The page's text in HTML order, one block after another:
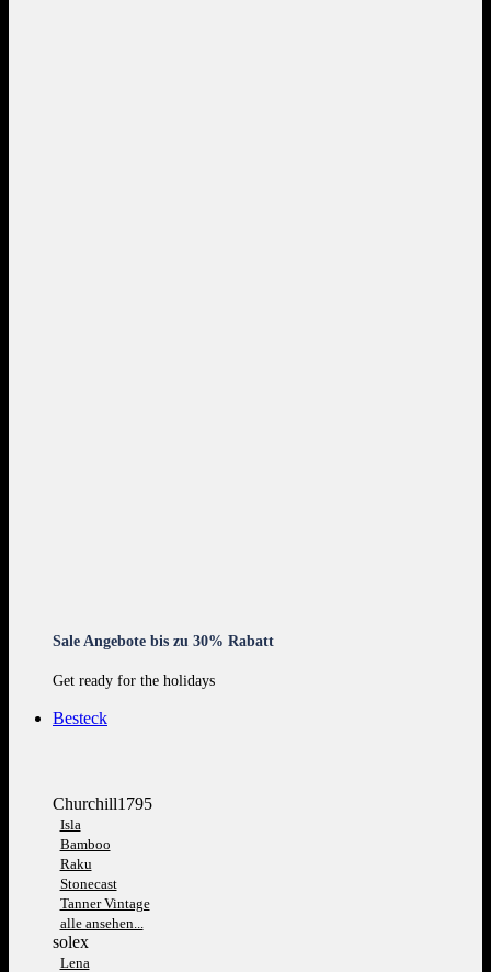
Sale Angebote bis zu 30% Rabatt
Get ready for the holidays
Besteck
Churchill1795
Isla
Bamboo
Raku
Stonecast
Tanner Vintage
alle ansehen...
solex
Lena